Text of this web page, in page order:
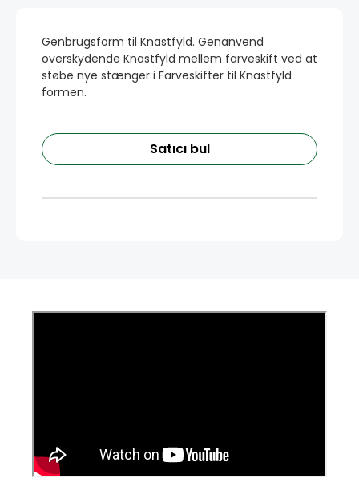
Genbrugsform til Knastfyld. Genanvend
overskydende Knastfyld mellem farveskift ved at
støbe nye stænger i Farveskifter til Knastfyld
formen.
Satıcı bul